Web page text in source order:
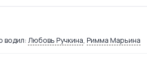
водил: Любовь Ручкина, Римма Марьина